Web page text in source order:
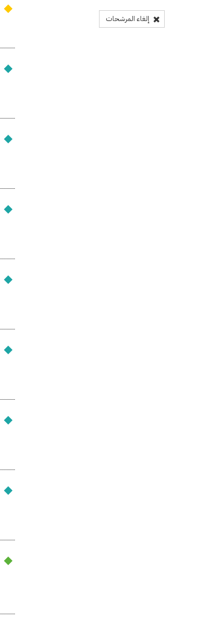
إلغاء المرشحات